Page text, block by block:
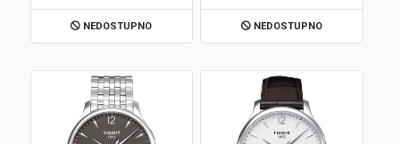
NEDOSTUPNO NEDOSTUPNO